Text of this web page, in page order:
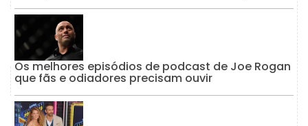
Os melhores episódios de podcast de Joe Rogan
que fãs e odiadores precisam ouvir